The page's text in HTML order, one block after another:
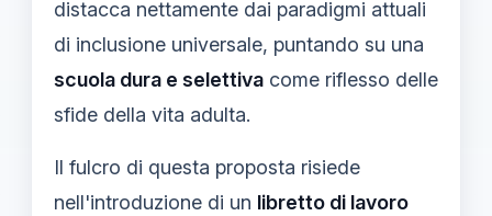
distacca nettamente dai paradigmi attuali
di inclusione universale, puntando su una
scuola dura e selettiva come riflesso delle
sfide della vita adulta.
Il fulcro di questa proposta risiede
nell'introduzione di un libretto di lavoro